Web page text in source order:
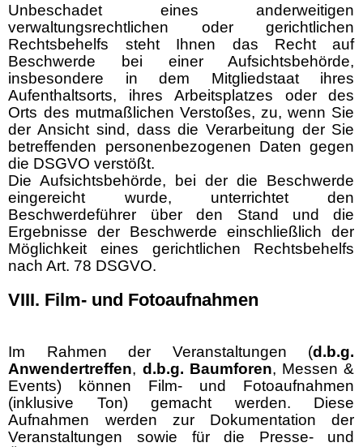
Unbeschadet eines anderweitigen
verwaltungsrechtlichen oder gerichtlichen
Rechtsbehelfs steht Ihnen das Recht auf
Beschwerde bei einer Aufsichtsbehörde,
insbesondere in dem Mitgliedstaat ihres
Aufenthaltsorts, ihres Arbeitsplatzes oder des
Orts des mutmaßlichen Verstoßes, zu, wenn Sie
der Ansicht sind, dass die Verarbeitung der Sie
betreffenden personenbezogenen Daten gegen
die DSGVO verstößt.
Die Aufsichtsbehörde, bei der die Beschwerde
eingereicht wurde, unterrichtet den
Beschwerdeführer über den Stand und die
Ergebnisse der Beschwerde einschließlich der
Möglichkeit eines gerichtlichen Rechtsbehelfs
nach Art. 78 DSGVO.
VIII. Film- und Fotoaufnahmen
Im Rahmen der Veranstaltungen (d.b.g.
Anwendertreffen, d.b.g. Baumforen, Messen &
Events) können Film- und Fotoaufnahmen
(inklusive Ton) gemacht werden. Diese
Aufnahmen werden zur Dokumentation der
Veranstaltungen sowie für die Presse- und